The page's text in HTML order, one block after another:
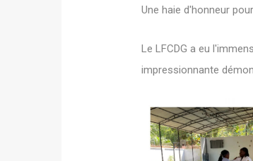
Une haie d'honneur
Le LFCDG a eu
impressionnante